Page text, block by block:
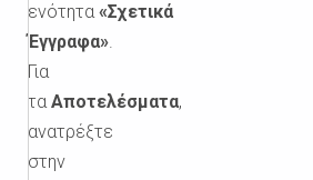
ενότητα«Σχετικά
Έγγραφα».
Για
ταΑποτελέσματα,
ανατρέξτε
στην